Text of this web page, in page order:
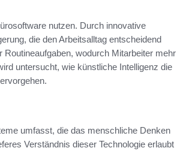
nutzen. Durch innovative
die den Arbeitsalltag entscheidend
wodurch Mitarbeiter mehr
untersucht, wie künstliche Intelligenz die
umfasst, die das menschliche Denken
Verständnis dieser Technologie erlaubt